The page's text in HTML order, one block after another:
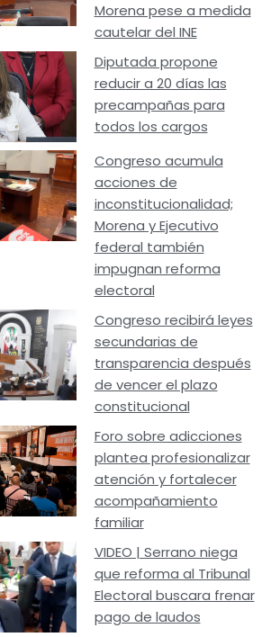
Morena pese a medida
cautelar del INE
Diputada propone
reducir a 20 días las
precampañas para
todos los cargos
Congreso acumula
acciones de
inconstitucionalidad;
Morena y Ejecutivo
federal también
impugnan reforma
electoral
Congreso recibirá leyes
secundarias de
transparencia después
de vencer el plazo
constitucional
Foro sobre adicciones
plantea profesionalizar
atención y fortalecer
acompañamiento
familiar
VIDEO | Serrano niega
que reforma al Tribunal
Electoral buscara frenar
pago de laudos